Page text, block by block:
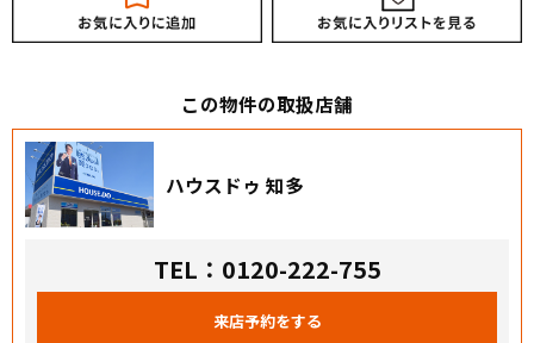
この物件の取扱店舗
ハウスドゥ 知多
TEL：0120-222-755
来店予約をする